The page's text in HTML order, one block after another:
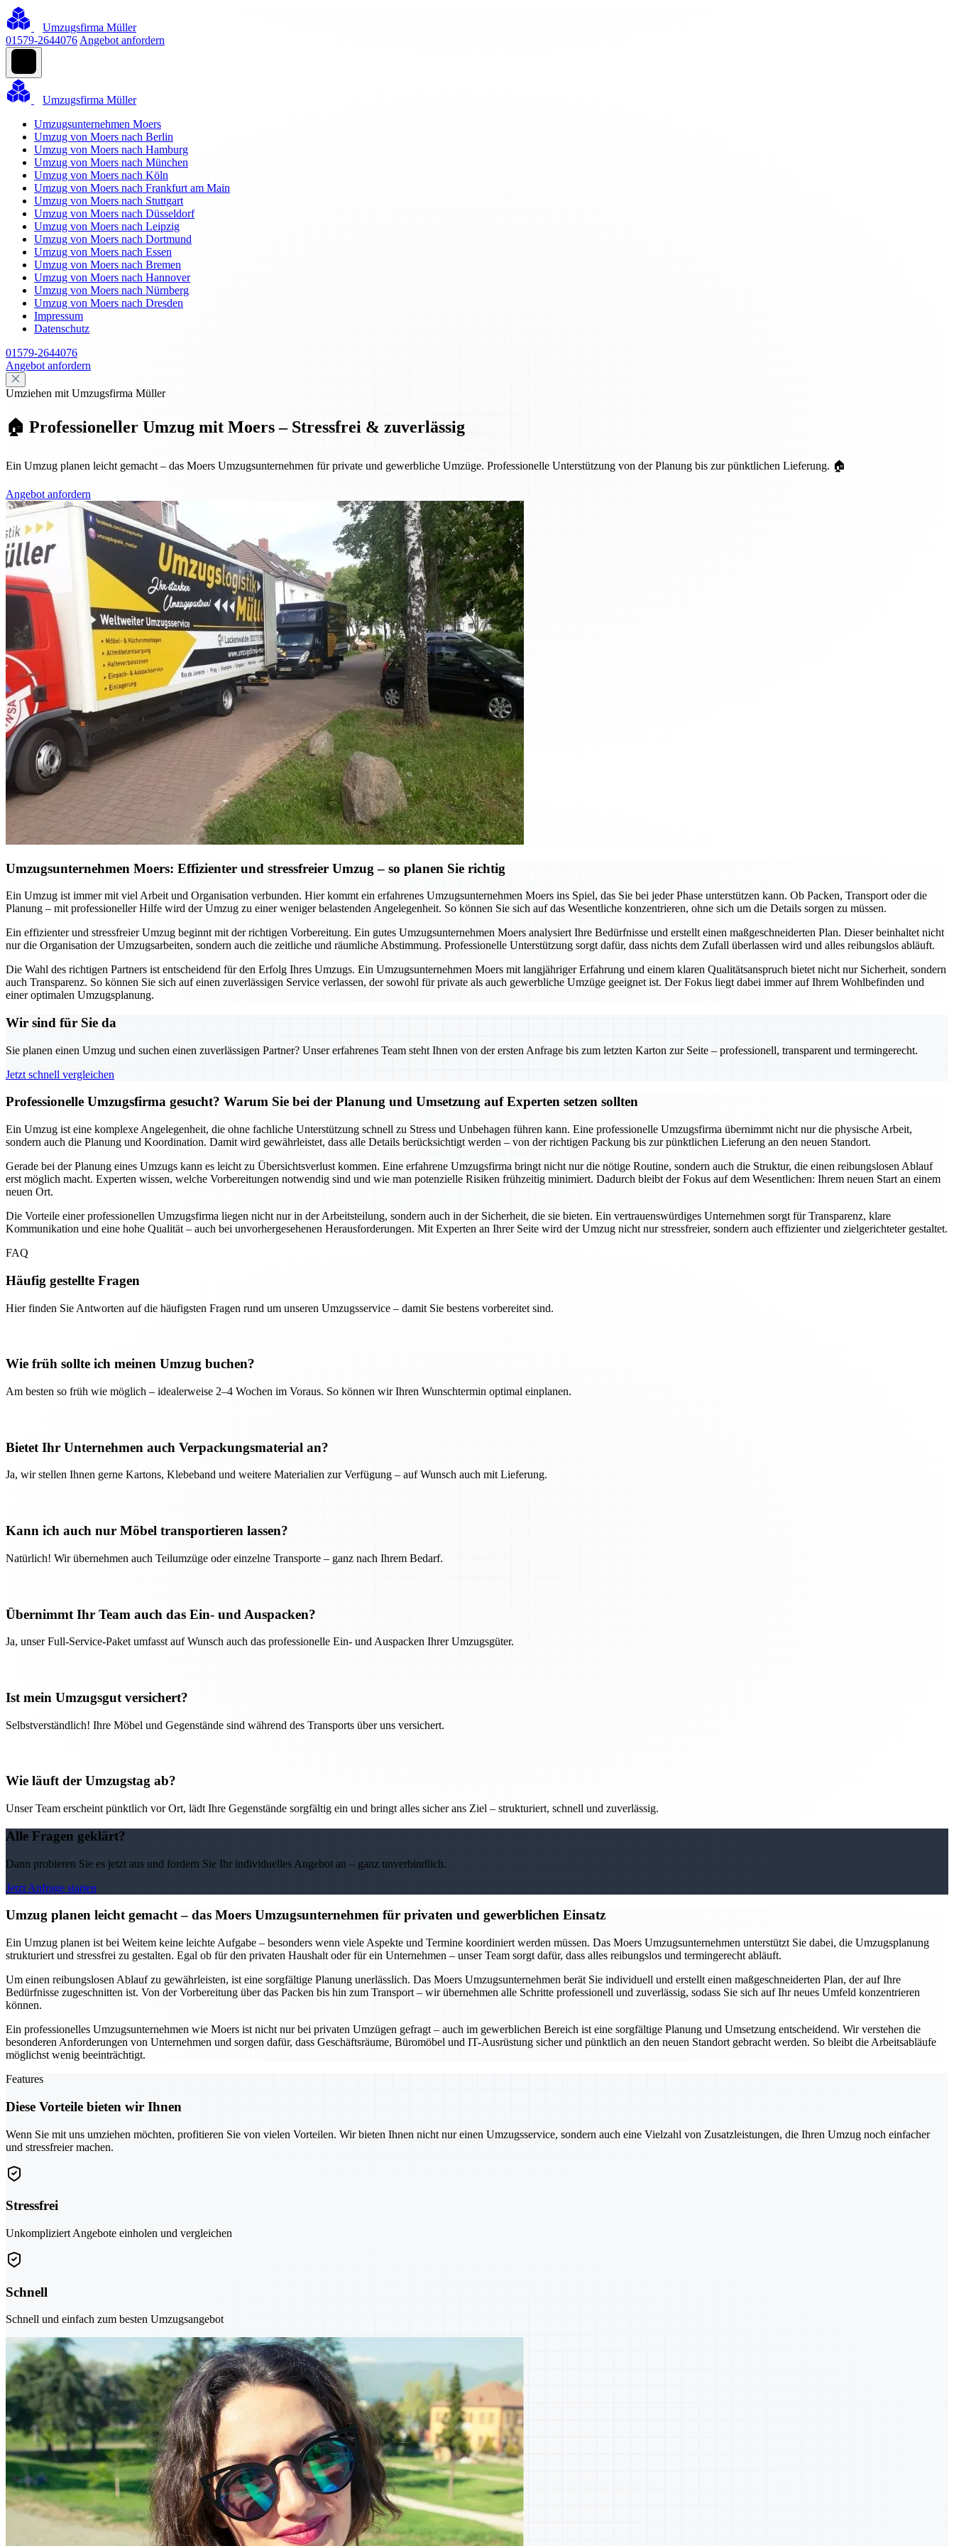
Umzugsfirma Müller
01579-2644076 Angebot anfordern
Umzugsfirma Müller
Umzugsunternehmen Moers
Umzug von Moers nach Berlin
Umzug von Moers nach Hamburg
Umzug von Moers nach München
Umzug von Moers nach Köln
Umzug von Moers nach Frankfurt am Main
Umzug von Moers nach Stuttgart
Umzug von Moers nach Düsseldorf
Umzug von Moers nach Leipzig
Umzug von Moers nach Dortmund
Umzug von Moers nach Essen
Umzug von Moers nach Bremen
Umzug von Moers nach Hannover
Umzug von Moers nach Nürnberg
Umzug von Moers nach Dresden
Impressum
Datenschutz
01579-2644076
Angebot anfordern
Umziehen mit Umzugsfirma Müller
🏠 Professioneller Umzug mit Moers – Stressfrei & zuverlässig
Ein Umzug planen leicht gemacht – das Moers Umzugsunternehmen für private und gewerbliche Umzüge. Professionelle Unterstützung von der Planung bis zur pünktlichen Lieferung. 🏠
Angebot anfordern
Umzugsunternehmen Moers: Effizienter und stressfreier Umzug – so planen Sie richtig
Ein Umzug ist immer mit viel Arbeit und Organisation verbunden. Hier kommt ein erfahrenes Umzugsunternehmen Moers ins Spiel, das Sie bei jeder Phase unterstützen kann. Ob Packen, Transport oder die
Planung – mit professioneller Hilfe wird der Umzug zu einer weniger belastenden Angelegenheit. So können Sie sich auf das Wesentliche konzentrieren, ohne sich um die Details sorgen zu müssen.
Ein effizienter und stressfreier Umzug beginnt mit der richtigen Vorbereitung. Ein gutes Umzugsunternehmen Moers analysiert Ihre Bedürfnisse und erstellt einen maßgeschneiderten Plan. Dieser beinhaltet nicht
nur die Organisation der Umzugsarbeiten, sondern auch die zeitliche und räumliche Abstimmung. Professionelle Unterstützung sorgt dafür, dass nichts dem Zufall überlassen wird und alles reibungslos abläuft.
Die Wahl des richtigen Partners ist entscheidend für den Erfolg Ihres Umzugs. Ein Umzugsunternehmen Moers mit langjähriger Erfahrung und einem klaren Qualitätsanspruch bietet nicht nur Sicherheit, sondern
auch Transparenz. So können Sie sich auf einen zuverlässigen Service verlassen, der sowohl für private als auch gewerbliche Umzüge geeignet ist. Der Fokus liegt dabei immer auf Ihrem Wohlbefinden und
einer optimalen Umzugsplanung.
Wir sind für Sie da
Sie planen einen Umzug und suchen einen zuverlässigen Partner? Unser erfahrenes Team steht Ihnen von der ersten Anfrage bis zum letzten Karton zur Seite – professionell, transparent und termingerecht.
Jetzt schnell vergleichen
Professionelle Umzugsfirma gesucht? Warum Sie bei der Planung und Umsetzung auf Experten setzen sollten
Ein Umzug ist eine komplexe Angelegenheit, die ohne fachliche Unterstützung schnell zu Stress und Unbehagen führen kann. Eine professionelle Umzugsfirma übernimmt nicht nur die physische Arbeit,
sondern auch die Planung und Koordination. Damit wird gewährleistet, dass alle Details berücksichtigt werden – von der richtigen Packung bis zur pünktlichen Lieferung an den neuen Standort.
Gerade bei der Planung eines Umzugs kann es leicht zu Übersichtsverlust kommen. Eine erfahrene Umzugsfirma bringt nicht nur die nötige Routine, sondern auch die Struktur, die einen reibungslosen Ablauf
erst möglich macht. Experten wissen, welche Vorbereitungen notwendig sind und wie man potenzielle Risiken frühzeitig minimiert. Dadurch bleibt der Fokus auf dem Wesentlichen: Ihrem neuen Start an einem
neuen Ort.
Die Vorteile einer professionellen Umzugsfirma liegen nicht nur in der Arbeitsteilung, sondern auch in der Sicherheit, die sie bieten. Ein vertrauenswürdiges Unternehmen sorgt für Transparenz, klare
Kommunikation und eine hohe Qualität – auch bei unvorhergesehenen Herausforderungen. Mit Experten an Ihrer Seite wird der Umzug nicht nur stressfreier, sondern auch effizienter und zielgerichteter gestaltet.
FAQ
Häufig gestellte Fragen
Hier finden Sie Antworten auf die häufigsten Fragen rund um unseren Umzugsservice – damit Sie bestens vorbereitet sind.
Wie früh sollte ich meinen Umzug buchen?
Am besten so früh wie möglich – idealerweise 2–4 Wochen im Voraus. So können wir Ihren Wunschtermin optimal einplanen.
Bietet Ihr Unternehmen auch Verpackungsmaterial an?
Ja, wir stellen Ihnen gerne Kartons, Klebeband und weitere Materialien zur Verfügung – auf Wunsch auch mit Lieferung.
Kann ich auch nur Möbel transportieren lassen?
Natürlich! Wir übernehmen auch Teilumzüge oder einzelne Transporte – ganz nach Ihrem Bedarf.
Übernimmt Ihr Team auch das Ein- und Auspacken?
Ja, unser Full-Service-Paket umfasst auf Wunsch auch das professionelle Ein- und Auspacken Ihrer Umzugsgüter.
Ist mein Umzugsgut versichert?
Selbstverständlich! Ihre Möbel und Gegenstände sind während des Transports über uns versichert.
Wie läuft der Umzugstag ab?
Unser Team erscheint pünktlich vor Ort, lädt Ihre Gegenstände sorgfältig ein und bringt alles sicher ans Ziel – strukturiert, schnell und zuverlässig.
Alle Fragen geklärt?
Dann probieren Sie es jetzt aus und fordern Sie Ihr individuelles Angebot an – ganz unverbindlich.
Jetzt Anfrage starten
Umzug planen leicht gemacht – das Moers Umzugsunternehmen für privaten und gewerblichen Einsatz
Ein Umzug planen ist bei Weitem keine leichte Aufgabe – besonders wenn viele Aspekte und Termine koordiniert werden müssen. Das Moers Umzugsunternehmen unterstützt Sie dabei, die Umzugsplanung
strukturiert und stressfrei zu gestalten. Egal ob für den privaten Haushalt oder für ein Unternehmen – unser Team sorgt dafür, dass alles reibungslos und termingerecht abläuft.
Um einen reibungslosen Ablauf zu gewährleisten, ist eine sorgfältige Planung unerlässlich. Das Moers Umzugsunternehmen berät Sie individuell und erstellt einen maßgeschneiderten Plan, der auf Ihre
Bedürfnisse zugeschnitten ist. Von der Vorbereitung über das Packen bis hin zum Transport – wir übernehmen alle Schritte professionell und zuverlässig, sodass Sie sich auf Ihr neues Umfeld konzentrieren
können.
Ein professionelles Umzugsunternehmen wie Moers ist nicht nur bei privaten Umzügen gefragt – auch im gewerblichen Bereich ist eine sorgfältige Planung und Umsetzung entscheidend. Wir verstehen die
besonderen Anforderungen von Unternehmen und sorgen dafür, dass Geschäftsräume, Büromöbel und IT-Ausrüstung sicher und pünktlich an den neuen Standort gebracht werden. So bleibt die Arbeitsabläufe
möglichst wenig beeinträchtigt.
Features
Diese Vorteile bieten wir Ihnen
Wenn Sie mit uns umziehen möchten, profitieren Sie von vielen Vorteilen. Wir bieten Ihnen nicht nur einen Umzugsservice, sondern auch eine Vielzahl von Zusatzleistungen, die Ihren Umzug noch einfacher
und stressfreier machen.
Stressfrei
Unkompliziert Angebote einholen und vergleichen
Schnell
Schnell und einfach zum besten Umzugsangebot